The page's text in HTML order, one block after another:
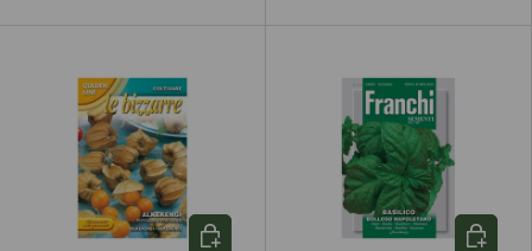
Aggiungi al carrello